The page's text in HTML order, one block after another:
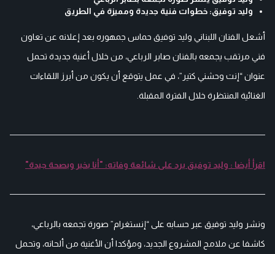
وليد توفيق: خطوات فنية جديدة ومميزة في الطريق
أشعل الفنان اللبناني وليد توفيق حماس جمهوره بعد إعلانه عن تعاون
فني مرتقب يجمعه بالفنان صابر الرباعي، من خلال أغنية جديدة تحمل
عنوان “إنت وحشني كتير”، في عمل يتوقع أن يكون من أبرز اللقاءات
الغنائية المنتظرة خلال الفترة المقبلة.
اقرأ أيضا : وليد توفيق يرد على شائعة وفاته: "أنا بخير وبصحة جيدة"
ونشر وليد توفيق عبر حسابه على “إنستغرام” صورة تجمعه بالرباعي،
كاشفا عن ملامح المشروع الجديد، ومؤكدا أن الأغنية من ألحانه، وتحمل